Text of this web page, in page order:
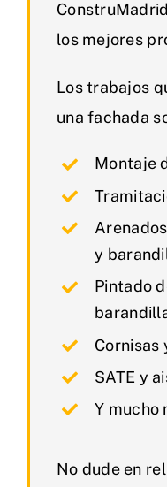
los mejores
Los trabajos
una fachada
Montaje
y
Pintado
Cornisas
SATE y
Y mucho
No dude en